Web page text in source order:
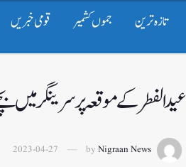
تازہ ترین جموں کشمیر قومی خبریں
عید الفطر کے موقعہ پر سرینگر
by Nigraan News
2023-04-27